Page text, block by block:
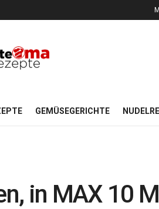
GEMÜSEGERICHTE
in MAX 10